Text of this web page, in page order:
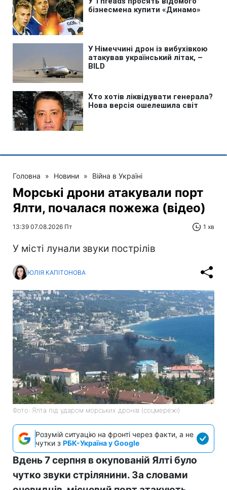
Головна » Новини » Війна в Україні
Морські дрони атакували порт
Ялти, почалася пожежа (відео)
13:39 07.08.2026 Пт 1 хв
У місті лунали звуки пострілів
ЮЛІЯ КАПІТОНОВА
Фото: Ялта під ударом морських дронів (соцмережі)
Розумій ситуацію на фронті через факти, а не
чутки з РБК-Україна у Google
Вдень 7 серпня в окупованій Ялті було
чутко звуки стрілянини. За словами